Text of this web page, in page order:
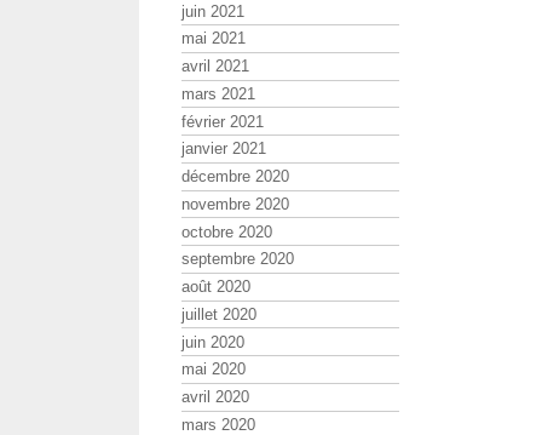
juin 2021
mai 2021
avril 2021
mars 2021
février 2021
janvier 2021
décembre 2020
novembre 2020
octobre 2020
septembre 2020
août 2020
juillet 2020
juin 2020
mai 2020
avril 2020
mars 2020